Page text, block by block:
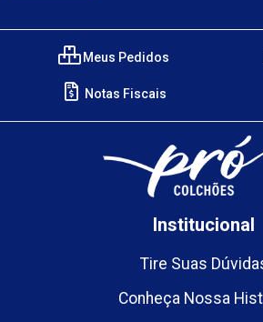
Meus Pedidos
Notas Fiscais
Institucional
Tire Suas
Conheça Nossa